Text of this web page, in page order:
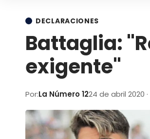
DECLARACIONES
Battaglia:
exigente"
Por:La Número 1224 de abril 2020 ·